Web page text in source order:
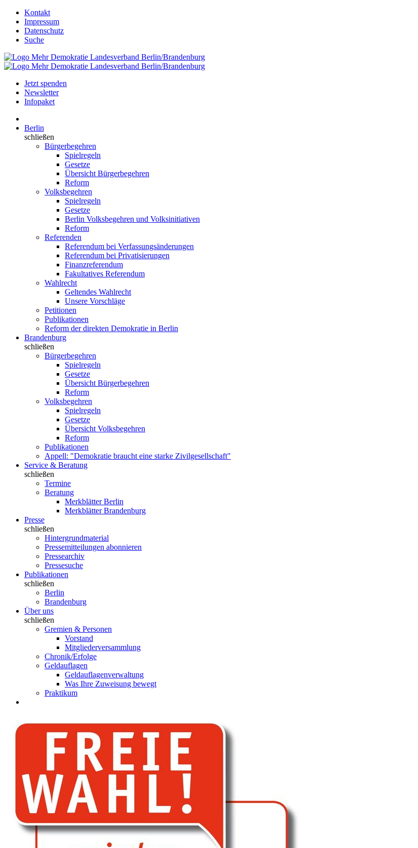
Kontakt
Impressum
Datenschutz
Suche
Jetzt spenden
Newsletter
Infopaket
Berlin
schließen
Bürgerbegehren
Spielregeln
Gesetze
Übersicht Bürgerbegehren
Reform
Volksbegehren
Spielregeln
Gesetze
Berlin Volksbegehren und Volksinitiativen
Reform
Referenden
Referendum bei Verfassungsänderungen
Referendum bei Privatisierungen
Finanzreferendum
Fakultatives Referendum
Wahlrecht
Geltendes Wahlrecht
Unsere Vorschläge
Petitionen
Publikationen
Reform der direkten Demokratie in Berlin
Brandenburg
schließen
Bürgerbegehren
Spielregeln
Gesetze
Übersicht Bürgerbegehren
Reform
Volksbegehren
Spielregeln
Gesetze
Übersicht Volksbegehren
Reform
Publikationen
Appell: "Demokratie braucht eine starke Zivilgesellschaft"
Service & Beratung
schließen
Termine
Beratung
Merkblätter Berlin
Merkblätter Brandenburg
Presse
schließen
Hintergrundmaterial
Pressemitteilungen abonnieren
Pressearchiv
Pressesuche
Publikationen
schließen
Berlin
Brandenburg
Über uns
schließen
Gremien & Personen
Vorstand
Mitgliederversammlung
Chronik/Erfolge
Geldauflagen
Geldauflagenverwaltung
Was Ihre Zuweisung bewegt
Praktikum